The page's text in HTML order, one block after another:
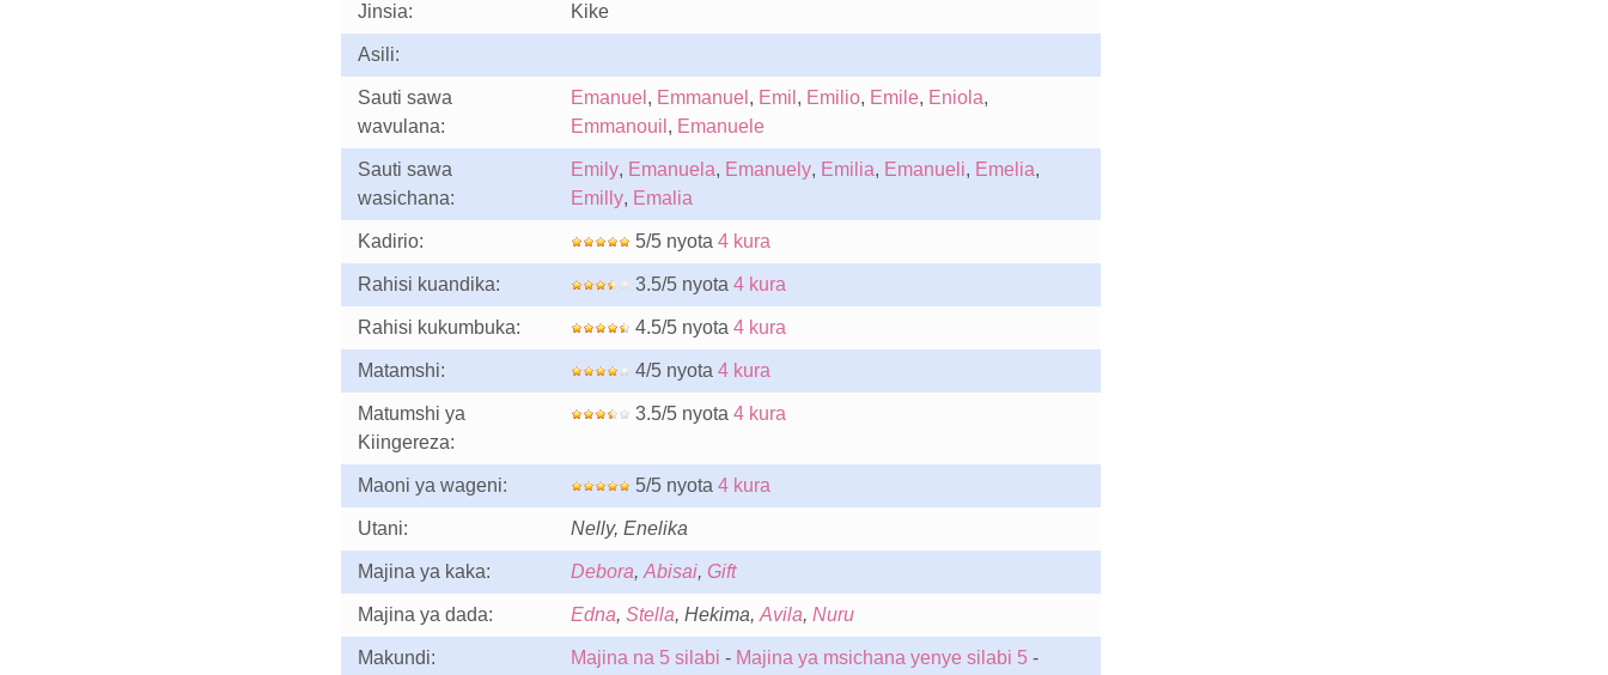
Jinsia: Kike
Asili:
Sauti sawa
wavulana:
Emanuel , Emmanuel , Emil , Emilio, Emile, Eniola,
Emmanouil , Emanuele
Sauti sawa
wasichana:
Emily, Emanuela, Emanuely, Emilia, Emanueli, Emelia,
Emilly, Emalia
Kadirio: 5/5 nyota 4 kura
Rahisi kuandika: 3.5/5 nyota 4 kura
Rahisi kukumbuka: 4.5/5 nyota 4 kura
Matamshi: 4/5 nyota 4 kura
Matumshi ya
Kiingereza:
3.5/5 nyota 4 kura
Maoni ya wageni: 5/5 nyota 4 kura
Utani: Nelly, Enelika
Majina ya kaka: Debora, Abisai, Gift
Majina ya dada: Edna, Stella, Hekima, Avila, Nuru
Makundi: Majina na 5 silabi - Majina ya msichana yenye silabi 5 -